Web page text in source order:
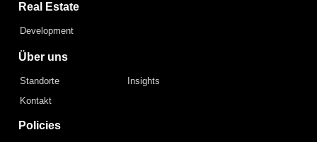
Real Estate
Development
Über uns
Standorte
Insights
Kontakt
Policies